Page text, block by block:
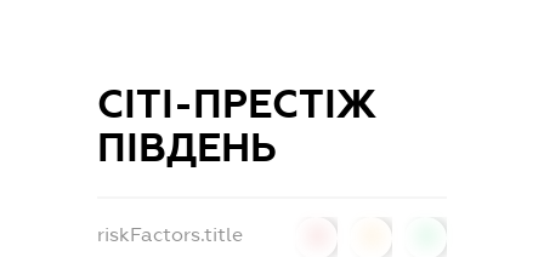
СІТІ-ПРЕСТІЖ
ПІВДЕНЬ
riskFactors.title